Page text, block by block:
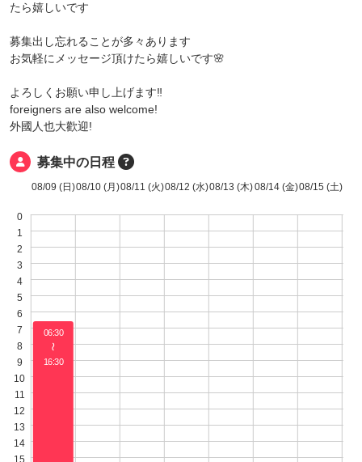
たら嬉しいです
募集出し忘れることが多々あります
お気軽にメッセージ頂けたら嬉しいです🌸
よろしくお願い申し上げます‼️
foreigners are also welcome!
外國人也大歡迎!
募集中の日程
06:30
〜
16:30
08/09 (日)08/10 (月)08/11 (火)08/12 (水)08/13 (木)08/14 (金)08/15 (土)
0
1
2
3
4
5
6
7
8
9
10
11
12
13
14
15